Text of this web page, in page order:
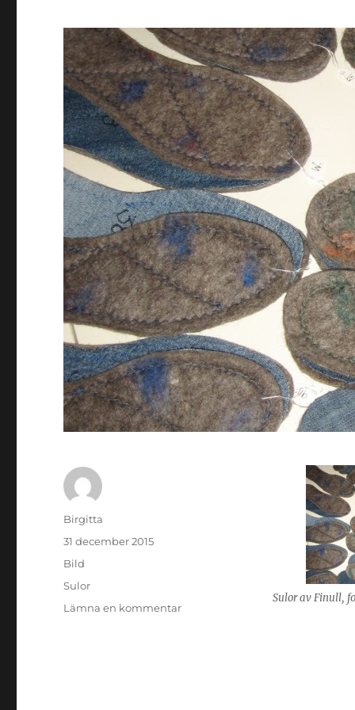
Sulor av Finull,
Författare
Birgitta
Publicerat
den
31 december 2015
Format
Bild
Kategorier
Sulor
Lämna en kommentartill